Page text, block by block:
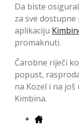
Da biste
za sve
aplikaciju
promaknuti.
Čarobne riječi
popust,
na Kozel i na
Kimbina.